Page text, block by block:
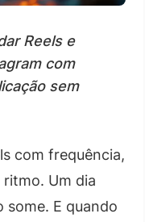
Reels e
com
sem
com frequência,
Um dia
E quando